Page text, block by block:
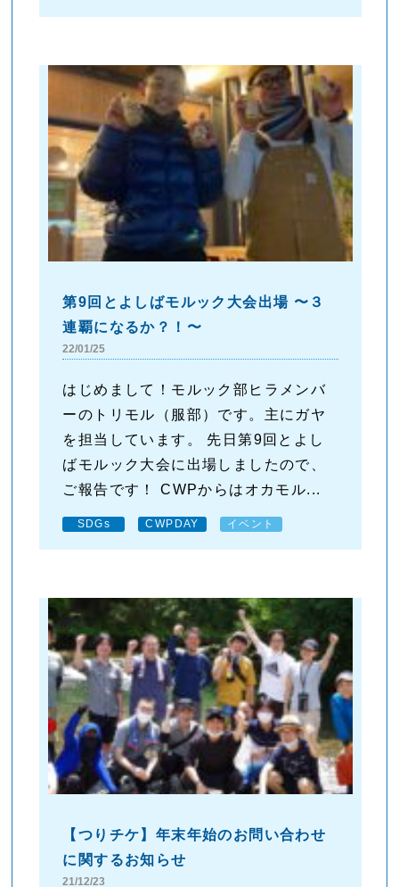
第9回とよしばモルック大会出場 〜３
連覇になるか？！〜
22/01/25
はじめまして！モルック部ヒラメンバ
ーのトリモル（服部）です。主にガヤ
を担当しています。 先日第9回とよし
ばモルック大会に出場しましたので、
ご報告です！ CWPからはオカモル...
SDGs CWPDAY イベント
【つりチケ】年末年始のお問い合わせ
に関するお知らせ
21/12/23